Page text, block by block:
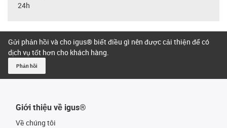
24h
Gửi phản hồi và cho igus® biết điều gì nên được cải thiện để có
dịch vụ tốt hơn cho khách hàng.
Phản hồi
Giới thiệu về igus®
Về chúng tôi